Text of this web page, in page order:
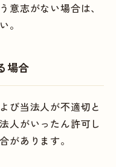
意志がない場合は、
。
場合
び当法人が不適切と
人がいったん許可し
があります。